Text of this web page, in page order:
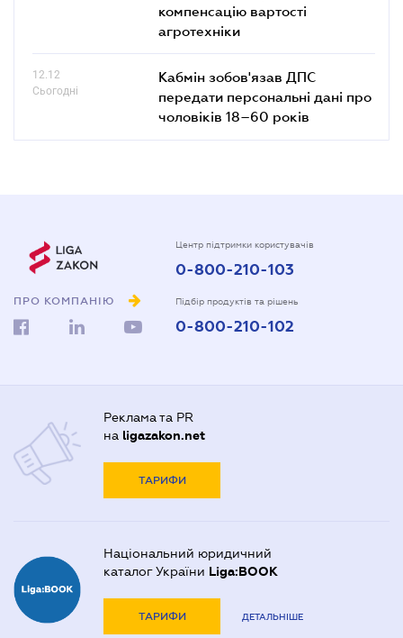
компенсацію вартості
агротехніки
12.12
Сьогодні
Кабмін зобов'язав ДПС
передати персональні дані про
чоловіків 18–60 років
ПРО КОМПАНІЮ
Центр підтримки користувачів
0-800-210-103
Підбір продуктів та рішень
0-800-210-102
Реклама та PR
на ligazakon.net
ТАРИФИ
Національний юридичний
каталог України Liga:BOOK
ТАРИФИ ДЕТАЛЬНІШЕ